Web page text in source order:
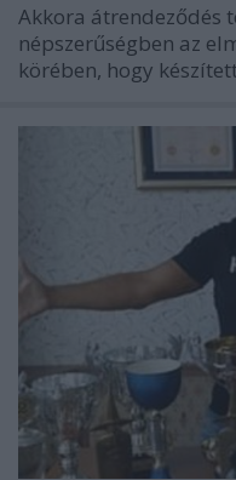
Akkora átrendeződés
népszerűségben az
körében, hogy